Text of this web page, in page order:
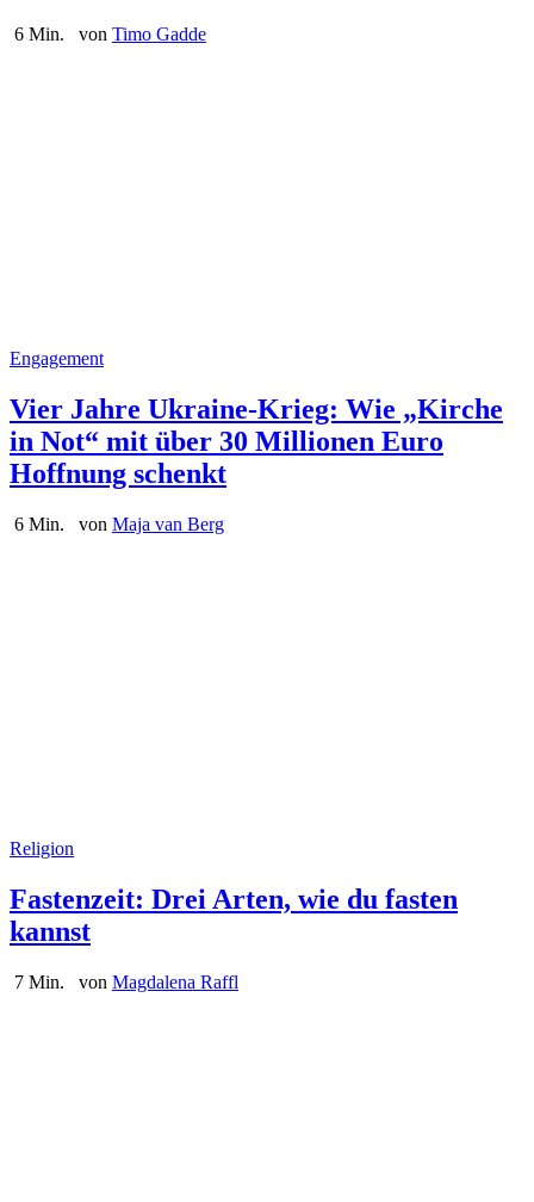
6 Min. von Timo Gadde
Engagement
Vier Jahre Ukraine-Krieg: Wie „Kirche
in Not“ mit über 30 Millionen Euro
Hoffnung schenkt
6 Min. von Maja van Berg
Religion
Fastenzeit: Drei Arten, wie du fasten
kannst
7 Min. von Magdalena Raffl